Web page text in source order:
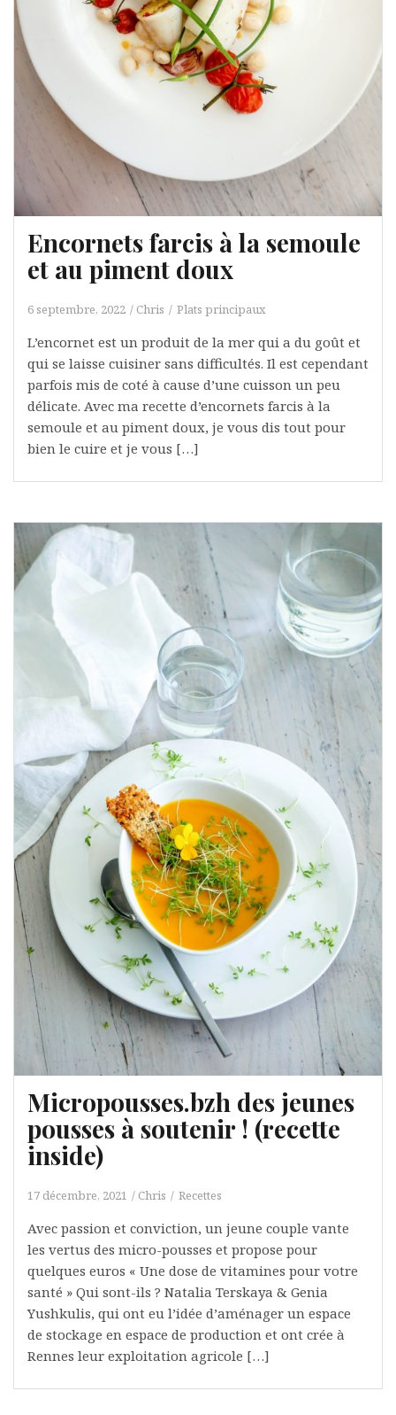
Encornets farcis à la semoule
et au piment doux
6 septembre, 2022 Chris Plats principaux
L’encornet est un produit de la mer qui a du goût et
qui se laisse cuisiner sans difficultés. Il est cependant
parfois mis de coté à cause d’une cuisson un peu
délicate. Avec ma recette d’encornets farcis à la
semoule et au piment doux, je vous dis tout pour
bien le cuire et je vous […]
Micropousses.bzh des jeunes
pousses à soutenir ! (recette
inside)
17 décembre, 2021 Chris Recettes
Avec passion et conviction, un jeune couple vante
les vertus des micro-pousses et propose pour
quelques euros « Une dose de vitamines pour votre
santé » Qui sont-ils ? Natalia Terskaya & Genia
Yushkulis, qui ont eu l’idée d’aménager un espace
de stockage en espace de production et ont crée à
Rennes leur exploitation agricole […]